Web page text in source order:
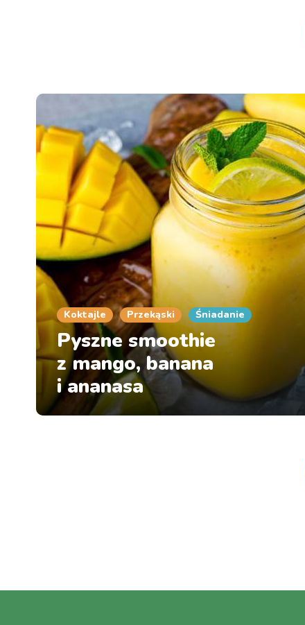
Koktajle Przekąski Śniadanie
Pyszne smoothie
z mango, banana
i ananasa